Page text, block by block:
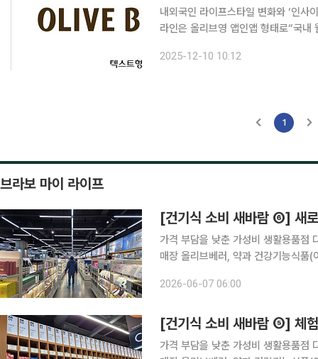
내외국인 라이프스타일 변화와 ‘인사
라인은 올리브영 앱인앱 형태로“국
드러냈다. 올리브영은 내년 1분
2025-12-10 10:12
1
브라보 마이 라이프
[건기식 소비 새바람 ⑥] 새로
가격 부담을 낮춘 가성비 생활용품점
매장 올리브베러, 약과 건강기능식품
넓어지고 있다. 가격은 매력적이고
2026-06-07 06:00
[건기식 소비 새바람 ⑤] 체
가격 부담을 낮춘 가성비 생활용품점